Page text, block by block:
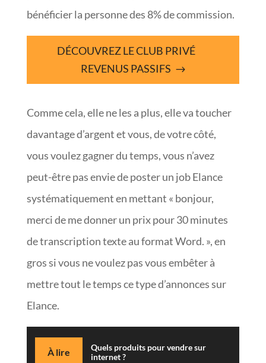
bénéficier la personne des 8% de commission.
DÉCOUVREZ LE CLUB PRIVÉ
REVENUS PASSIFS
Comme cela, elle ne les a plus, elle va toucher
davantage d’argent et vous, de votre côté,
vous voulez gagner du temps, vous n’avez
peut-être pas envie de poster un job Elance
systématiquement en mettant « bonjour,
merci de me donner un prix pour 30 minutes
de transcription texte au format Word. », en
gros si vous ne voulez pas vous embêter à
mettre tout le temps ce type d’annonces sur
Elance.
À lire
Quels produits pour vendre sur
internet ?